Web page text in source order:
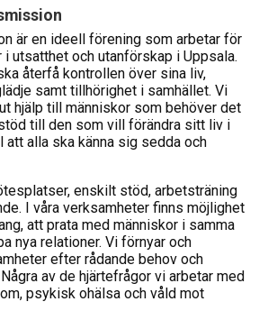
är en ideell förening som arbetar för
utsatthet och utanförskap i Uppsala.
återfå kontrollen över sina liv,
samt tillhörighet i samhället. Vi
hjälp till människor som behöver det
till den som vill förändra sitt liv i
alla ska känna sig sedda och
enskilt stöd, arbetsträning
I våra verksamheter finns möjlighet
att prata med människor i samma
nya relationer. Vi förnyar och
efter rådande behov och
av de hjärtefrågor vi arbetar med
psykisk ohälsa och våld mot